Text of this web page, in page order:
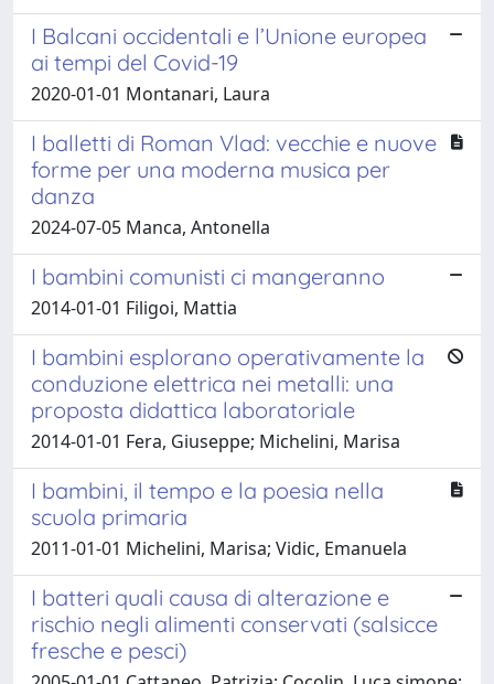
I Balcani occidentali e l’Unione europea
ai tempi del Covid-19
2020-01-01 Montanari, Laura
I balletti di Roman Vlad: vecchie e nuove
forme per una moderna musica per
danza
2024-07-05 Manca, Antonella
I bambini comunisti ci mangeranno
2014-01-01 Filigoi, Mattia
I bambini esplorano operativamente la
conduzione elettrica nei metalli: una
proposta didattica laboratoriale
2014-01-01 Fera, Giuseppe; Michelini, Marisa
I bambini, il tempo e la poesia nella
scuola primaria
2011-01-01 Michelini, Marisa; Vidic, Emanuela
I batteri quali causa di alterazione e
rischio negli alimenti conservati (salsicce
fresche e pesci)